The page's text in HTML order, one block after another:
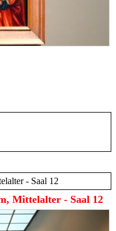
- Saal 12
Mittelalter - Saal 12